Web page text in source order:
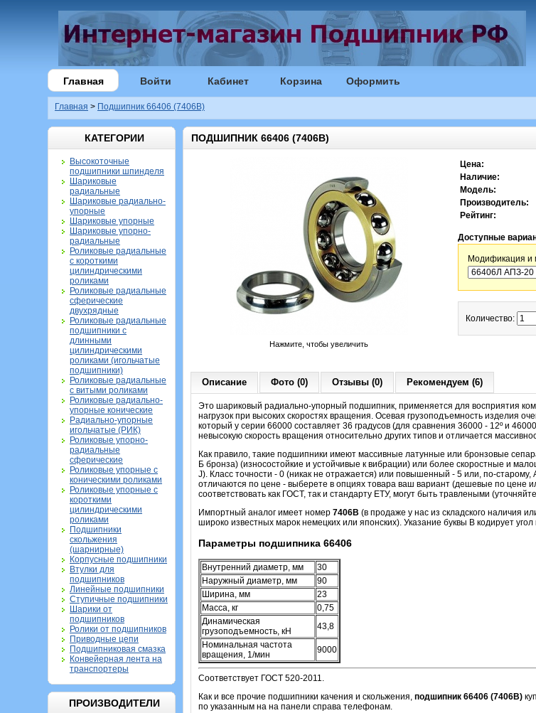
Главная Войти Кабинет Корзина Оформить
Главная > Подшипник 66406 (7406B)
КАТЕГОРИИ
Высокоточные
подшипники шпинделя
Шариковые
радиальные
Шариковые радиально-
упорные
Шариковые упорные
Шариковые упорно-
радиальные
Роликовые радиальные
с короткими
цилиндрическими
роликами
Роликовые радиальные
сферические
двухрядные
Роликовые радиальные
подшипники с
длинными
цилиндрическими
роликами (игольчатые
подшипники)
Роликовые радиальные
с витыми роликами
Роликовые радиально-
упорные конические
Радиально-упорные
игольчатые (РИК)
Роликовые упорно-
радиальные
сферические
Роликовые упорные с
коническими роликами
Роликовые упорные с
короткими
цилиндрическими
роликами
Подшипники
скольжения
(шарнирные)
Корпусные подшипники
Втулки для
подшипников
Линейные подшипники
Ступичные подшипники
Шарики от
подшипников
Ролики от подшипников
Приводные цепи
Подшипниковая смазка
Конвейерная лента на
транспортеры
ПРОИЗВОДИТЕЛИ
ПОДШИПНИК 66406 (7406B)
Нажмите, чтобы увеличить
Цена:
Наличие:
Модель:
Производитель:
Рейтинг:
Доступные
Модификация и
Количество:
Описание Фото (0) Отзывы (0) Рекомендуем (6)
Это шариковый радиально-упорный подшипник, применяется для восприятия
нагрузок при высоких скоростях вращения. Осевая грузоподъемность изделия
который у серии 66000 составляет 36 градусов (для сравнения 36000 - 12º и
невысокую скорость вращения относительно других типов и отличается
Как правило, такие подшипники имеют массивные латунные или бронзовые
Б бронза) (износостойкие и устойчивые к вибрации) или более скоростные и
J). Класс точности - 0 (никак не отражается) или повышенный - 5 или, по-
отличаются по цене - выберете в опциях товара ваш вариант (дешевые по цене
соответствовать как ГОСТ, так и стандарту ЕТУ, могут быть травлеными
Импортный аналог имеет номер 7406B (в продаже у нас из складского наличия
широко известных марок немецких или японских). Указание буквы B кодирует угол
Параметры подшипника 66406
Внутренний диаметр, мм
30
Наружный диаметр, мм
90
Ширина, мм
23
Масса, кг
0,75
Динамическая
грузоподъемность, кН
43,8
Номинальная частота
вращения, 1/мин
9000
Соответствует ГОСТ 520-2011.
Как и все прочие подшипники качения и скольжения, подшипник 66406 (7406B)
по указанным на на панели справа телефонам.